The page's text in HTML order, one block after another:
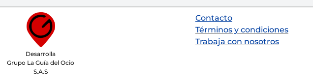
Desarrolla
Grupo La Guía del Ocio
S.A.S
Contacto
Términos y condiciones
Trabaja con nosotros